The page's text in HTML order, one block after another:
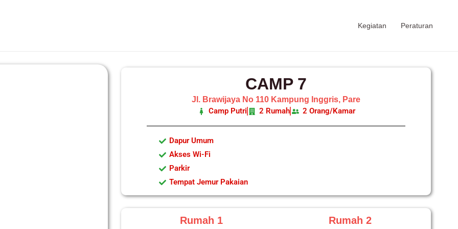
Kegiatan Peraturan
CAMP 7
Jl. Brawijaya No 110 Kampung Inggris, Pare
Camp Putri 2 Rumah 2 Orang/Kamar
Dapur Umum
Akses Wi-Fi
Parkir
Tempat Jemur Pakaian
Rumah 1 Rumah 2